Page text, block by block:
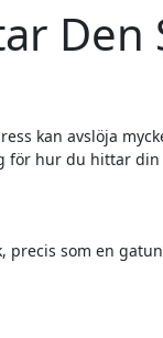
Den
för hur du hittar din
precis som en